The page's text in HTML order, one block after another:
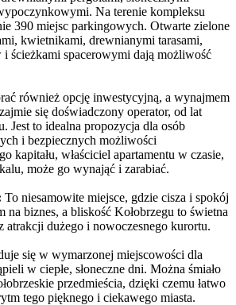
Na terenie kompleksu
390 miejsc parkingowych. Otwarte zielone
kwietnikami, drewnianymi tarasami,
i ścieżkami spacerowymi dają możliwość
również opcję inwestycyjną, a wynajmem
się doświadczony operator, od lat
Jest to idealna propozycja dla osób
i bezpiecznych możliwości
kapitału, właściciel apartamentu w czasie,
może go wynająć i zarabiać.
To niesamowite miejsce, gdzie cisza i spokój
na biznes, a bliskość Kołobrzegu to świetna
atrakcji dużego i nowoczesnego kurortu.
się w wymarzonej miejscowości dla
w ciepłe, słoneczne dni. Można śmiało
przedmieścia, dzięki czemu łatwo
tego pięknego i ciekawego miasta.